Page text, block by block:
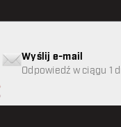
Wyślij e-mail
Odpowiedź w ciągu 1